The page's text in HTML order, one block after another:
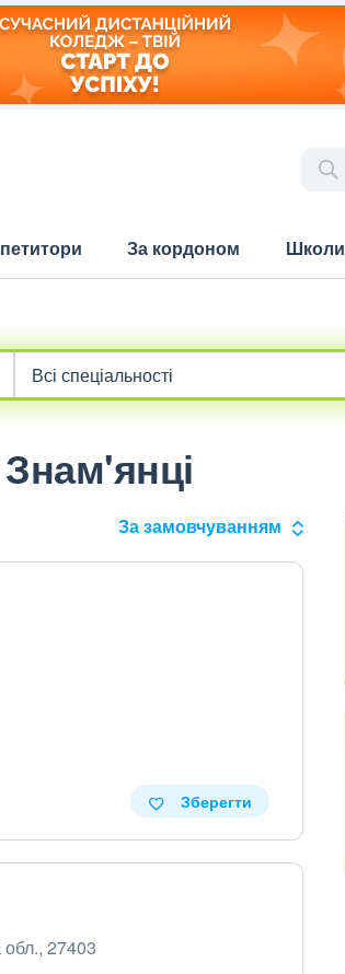
За кордоном Школи
За замовчуванням
Зберегти
27403